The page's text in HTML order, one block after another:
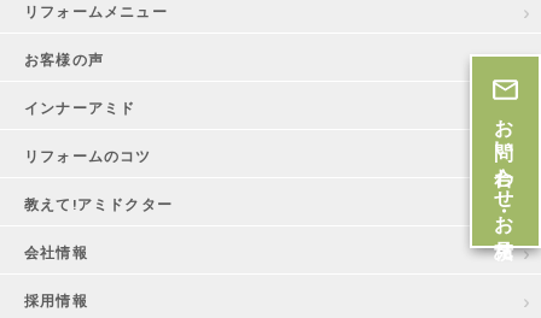
リフォームメニュー
お客様の声
インナーアミド
リフォームのコツ
教えて!アミドクター
会社情報
採用情報
お問い合わせ・お見積